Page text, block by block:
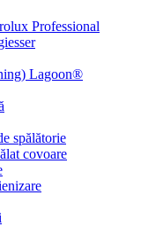
Professional
Lagoon®
spălătorie
covoare